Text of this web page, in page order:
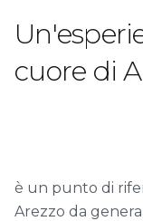
cuore di
è un punto di
Arezzo da